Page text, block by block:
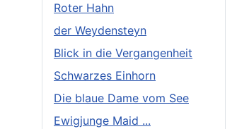
Roter Hahn
der Weydensteyn
Blick in die Vergangenheit
Schwarzes Einhorn
Die blaue Dame vom See
Ewigjunge Maid ...